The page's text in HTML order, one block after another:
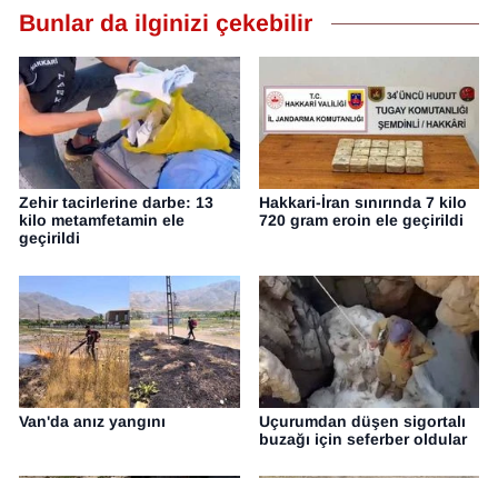
Bunlar da ilginizi çekebilir
Zehir tacirlerine darbe: 13
kilo metamfetamin ele
geçirildi
Hakkari-İran sınırında 7 kilo
720 gram eroin ele geçirildi
Van'da anız yangını
Uçurumdan düşen sigortalı
buzağı için seferber oldular
YEREL